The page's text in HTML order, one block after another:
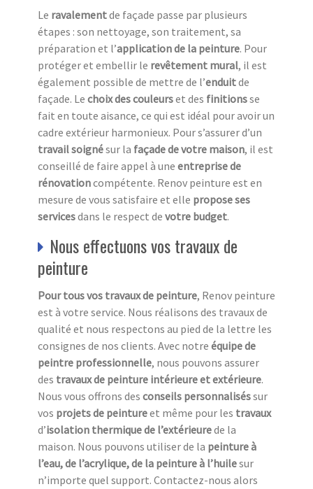
Le ravalementde façade passe par plusieurs
étapes : son nettoyage, son traitement, sa
préparation et l’application de la peinture. Pour
protéger et embellir le revêtement mural, il est
également possible de mettre de l’enduitde
façade. Le choix des couleurset des finitionsse
fait en toute aisance, ce qui est idéal pour avoir un
cadre extérieur harmonieux. Pour s’assurer d’un
travail soignésur la façade de votre maison, il est
conseillé de faire appel à une entreprise de
rénovationcompétente. Renov peinture est en
mesure de vous satisfaire et elle propose ses
servicesdans le respect de votre budget.
Nous effectuons vos travaux de
peinture
Pour tous vos travaux de peinture, Renov peinture
est à votre service. Nous réalisons des travaux de
qualité et nous respectons au pied de la lettre les
consignes de nos clients. Avec notre équipe de
peintre professionnelle, nous pouvons assurer
des travaux de peinture intérieure et extérieure.
Nous vous offrons des conseils personnaliséssur
vos projets de peintureet même pour les travaux
d’isolation thermique de l’extérieurede la
maison. Nous pouvons utiliser de la peinture à
l’eau, de l’acrylique, de la peinture à l’huilesur
n’importe quel support. Contactez-nous alors